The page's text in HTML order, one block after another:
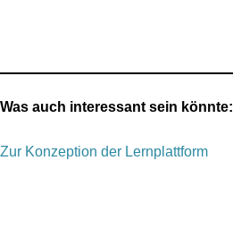
Was auch interessant sein könnte:
Zur Konzeption der Lernplattform